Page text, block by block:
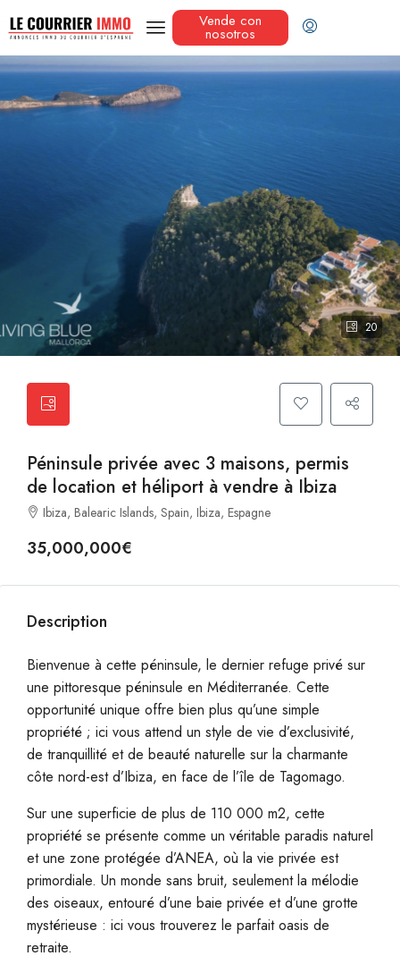
Vende con
nosotros
20
Péninsule privée avec 3 maisons, permis
de location et héliport à vendre à Ibiza
Ibiza, Balearic Islands, Spain, Ibiza, Espagne
35,000,000€
Description
Bienvenue à cette péninsule, le dernier refuge privé sur
une pittoresque péninsule en Méditerranée. Cette
opportunité unique offre bien plus qu’une simple
propriété ; ici vous attend un style de vie d’exclusivité,
de tranquillité et de beauté naturelle sur la charmante
côte nord-est d’Ibiza, en face de l’île de Tagomago.
Sur une superficie de plus de 110 000 m2, cette
propriété se présente comme un véritable paradis naturel
et une zone protégée d’ANEA, où la vie privée est
primordiale. Un monde sans bruit, seulement la mélodie
des oiseaux, entouré d’une baie privée et d’une grotte
mystérieuse : ici vous trouverez le parfait oasis de
retraite.